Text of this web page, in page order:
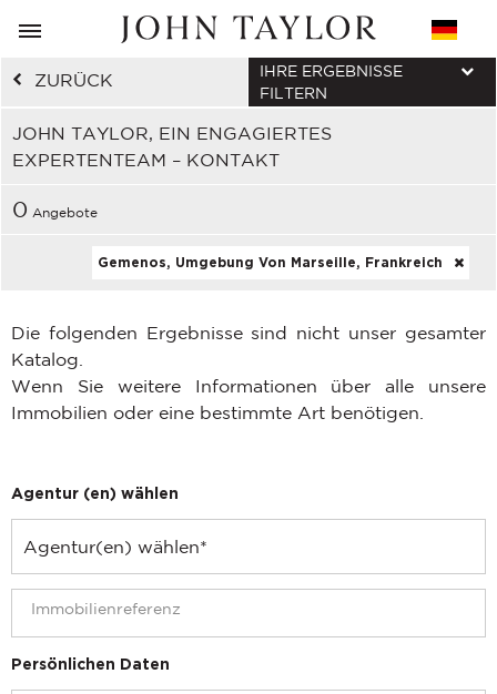
ZURÜCK
JOHN TAYLOR, EIN ENGAGIERTES
EXPERTENTEAM – KONTAKT
IHRE ERGEBNISSE
FILTERN
0 Angebote
Gemenos, Umgebung Von Marseille, Frankreich
Die folgenden Ergebnisse sind nicht unser gesamter
Katalog.
Wenn Sie weitere Informationen über alle unsere
Immobilien oder eine bestimmte Art benötigen.
Agentur (en) wählen
Persönlichen Daten